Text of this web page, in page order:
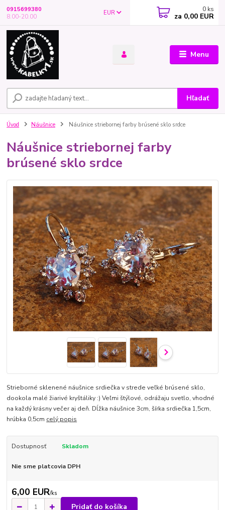
Menu
EUR
Hľadať
0915699380
8.00-20.00
0 ks
za 0,00 EUR
Úvod Náušnice Náušnice striebornej farby brúsené sklo srdce
Náušnice striebornej farby
brúsené sklo srdce
Strieborné sklenené náušnice srdiečka v strede veľké brúsené sklo,
dookola malé žiarivé kryštáliky :) Veľmi štýlové, odrážaju svetlo, vhodné
na každý krásny večer aj deň. Dĺžka náušnice 3cm, šírka srdiečka 1,5cm,
hrúbka 0,5cm celý popis
Dostupnosť Skladom
Nie sme platcovia DPH
6,00 EUR/ks
Pridať do košíka